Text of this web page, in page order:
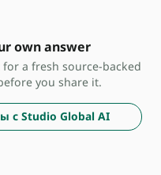
own answer
a fresh source-backed
you share it.
с Studio Global AI